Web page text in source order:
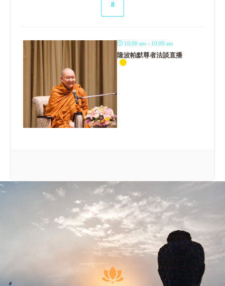
8
10:00 am - 10:00 am
隆波帕默尊者法談直播